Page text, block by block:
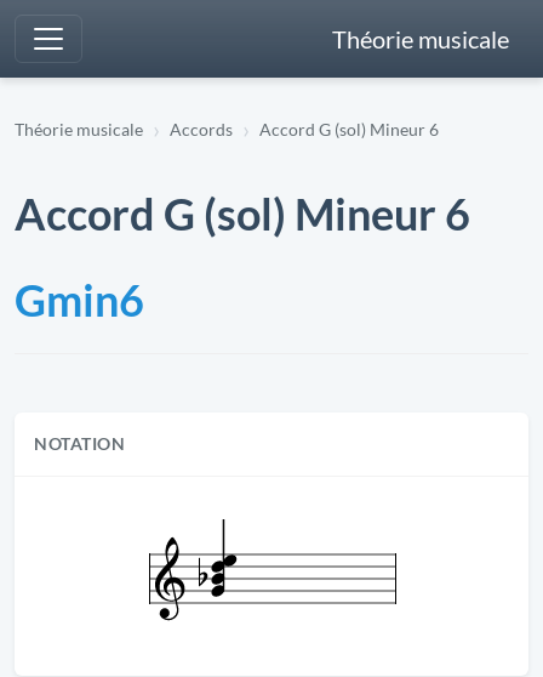
Théorie musicale
Théorie musicale Accords Accord G (sol) Mineur 6
Accord G (sol) Mineur 6
Gmin6
NOTATION